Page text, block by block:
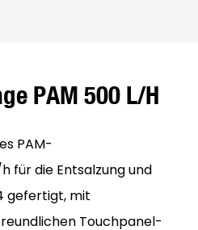
PAM 500 L/h
PAM-
für die Entsalzung und
gefertigt, mit
Touchpanel-